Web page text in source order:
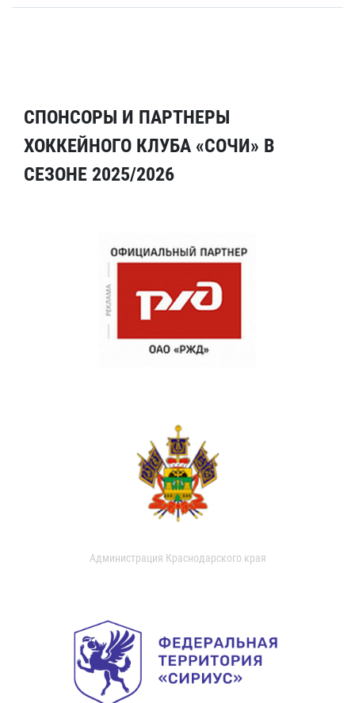
СПОНСОРЫ И ПАРТНЕРЫ
ХОККЕЙНОГО КЛУБА «СОЧИ» В
СЕЗОНЕ 2025/2026
Администрация Краснодарского края